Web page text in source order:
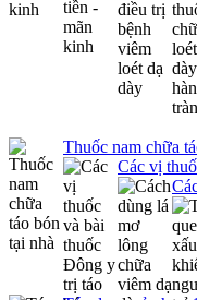
Thuốc nam chữa
Các vị